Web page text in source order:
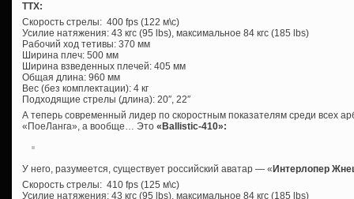
ТТХ:
Скорость стрелы: 400 fps (122 м\c)
Усилие натяжения: 43 кгс (95 lbs), максимальное 84 кгс (185 lbs)
Рабочий ход тетивы: 370 мм
Ширина плеч: 500 мм
Ширина взведенных плечей: 405 мм
Общая длина: 960 мм
Вес (без комплектации): 4 кг
Подходящие стрелы (длина): 20″, 22″
А теперь современный лидер по скоростным показателям среди всех
«ПоеЛанга», а вообще… Это « Ballistic-410»:
У него, разумеется, существует российский аватар — « Интерлопер
Скорость стрелы: 410 fps (125 м\c)
Усилие натяжения: 43 кгс (95 lbs), максимальное 84 кгс (185 lbs)